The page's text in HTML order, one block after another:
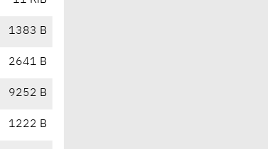
1383 B
2641 B
9252 B
1222 B